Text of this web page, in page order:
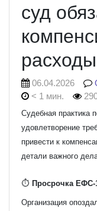
суд
расходы
06.04.2026
< 1 мин.
Судебная практика
удовлетворение
привести к
детали важного
⏱️ Просрочка
Организация